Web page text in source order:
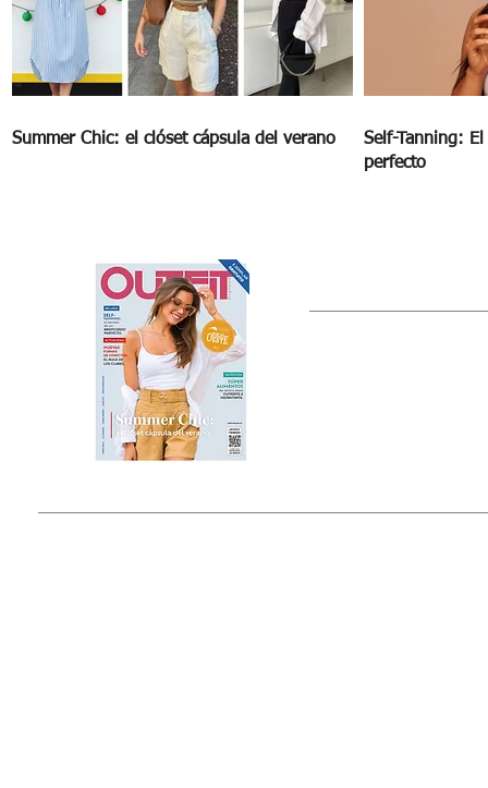
Summer Chic: el clóset cápsula del verano
Self-Tanning:
perfecto